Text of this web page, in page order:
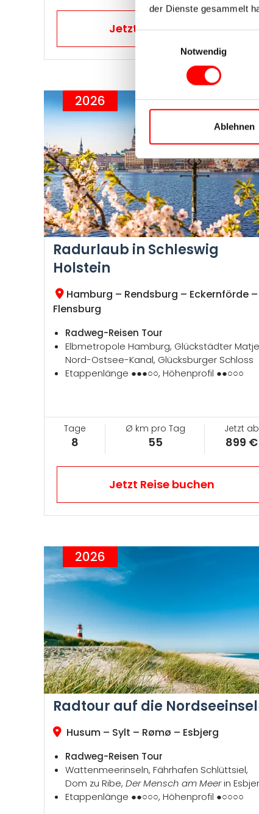
der Dienste gesammelt
Notwendig
Ablehnen
Jetzt Reise buchen
2026
Radurlaub in Schleswig
Holstein
Hamburg – Rendsburg – Eckernförde –
Flensburg
Radweg-Reisen Tour
Elbmetropole Hamburg, Glückstädter
Nord-Ostsee-Kanal, Glücksburger Schloss
Etappenlänge ●●●○○, Höhenprofil ●●○○○
Tage
8
Ø km pro Tag
55
Jetzt ab
899 €
Jetzt Reise buchen
2026
Radtour auf die
Husum – Sylt – Rømø – Esbjerg
Radweg-Reisen Tour
Wattenmeerinseln, Fährhafen Schlüttsiel,
Dom zu Ribe, Der Mensch am Meerin
Etappenlänge ●●○○○, Höhenprofil ●○○○○